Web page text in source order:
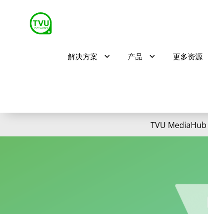
解决方案 产品 更多资源
TVU